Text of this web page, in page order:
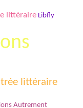
littéraire Libfly
littéraire
Autrement